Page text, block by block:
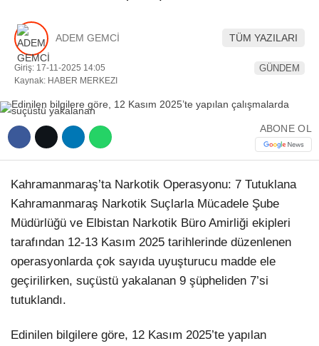
WhatsApp İhbar Hattı
Facebook
Instagram
Youtube
ADEM GEMCİ TÜM YAZILARI
Giriş: 17-11-2025 14:05
Kaynak: HABER MERKEZI
GÜNDEM
ABONE OL
Kahramanmaraş’ta Narkotik Operasyonu: 7 Tutuklana
Kahramanmaraş Narkotik Suçlarla Mücadele Şube
Müdürlüğü ve Elbistan Narkotik Büro Amirliği ekipleri
tarafından 12-13 Kasım 2025 tarihlerinde düzenlenen
operasyonlarda çok sayıda uyuşturucu madde ele
geçirilirken, suçüstü yakalanan 9 şüpheliden 7’si
tutuklandı.
Edinilen bilgilere göre, 12 Kasım 2025’te yapılan